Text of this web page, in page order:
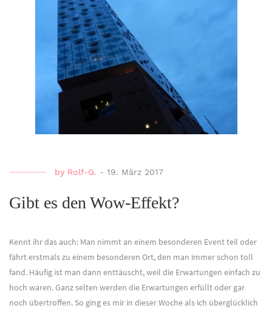
by Rolf-G. - 19. März 2017
Gibt es den Wow-Effekt?
Kennt ihr das auch: Man nimmt an einem besonderen Event teil oder
fährt erstmals zu einem besonderen Ort, den man immer schon toll
fand. Häufig ist man dann enttäuscht, weil die Erwartungen einfach zu
hoch waren. Ganz selten werden die Erwartungen erfüllt oder gar
noch übertroffen. So ging es mir in dieser Woche als ich überglücklich